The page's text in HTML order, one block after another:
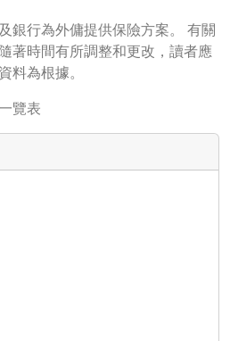
銀行為外傭提供保險方案。 有關
著時間有所調整和更改，讀者應
料為根據。
覽表